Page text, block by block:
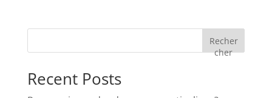
Recher
cher
Recent Posts